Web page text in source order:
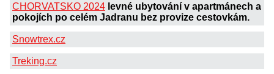
CHORVATSKO 2024 levné ubytování v apartmánech a
pokojích po celém Jadranu bez provize cestovkám.
Snowtrex.cz
Treking.cz